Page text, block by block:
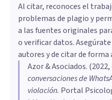
Al citar, reconoces el
problemas de plagio y
a las fuentes originales
o verificar datos.
autores y de citar de forma
Azor & Asociados. (
conversaciones de
violación. Portal